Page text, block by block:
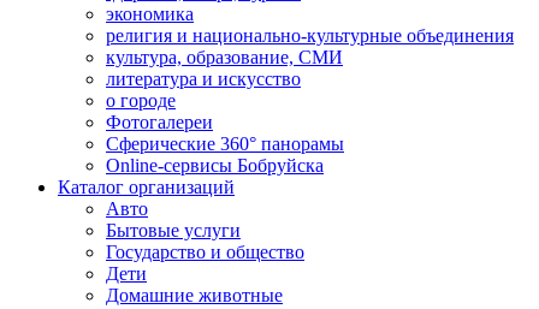
экономика
религия и национально-культурные объединения
культура, образование, СМИ
литература и искусство
о городе
Фотогалереи
Сферические 360° панорамы
Online-сервисы Бобруйска
Каталог организаций
Авто
Бытовые услуги
Государство и общество
Дети
Домашние животные